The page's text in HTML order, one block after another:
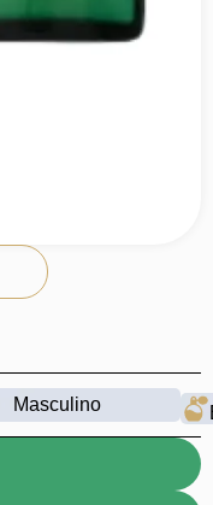
Masculino